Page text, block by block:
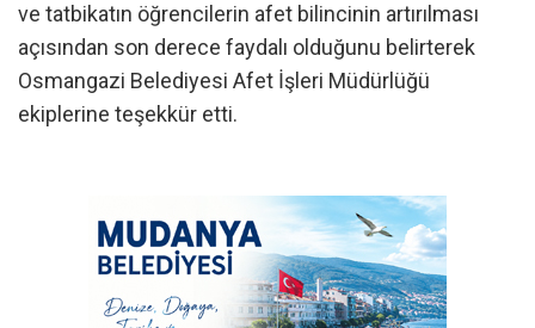
ve tatbikatın öğrencilerin afet bilincinin artırılması
açısından son derece faydalı olduğunu belirterek
Osmangazi Belediyesi Afet İşleri Müdürlüğü
ekiplerine teşekkür etti.